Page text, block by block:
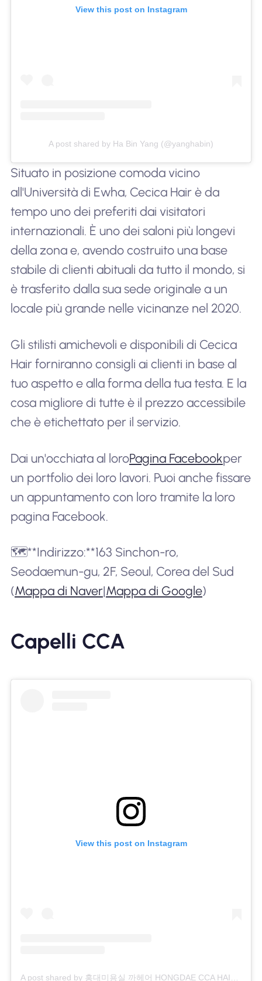
View this post on Instagram
A post shared by Ha Bin Yang (@yanghabin)
Situato in posizione comoda vicino
all'Università di Ewha, Cecica Hair è da
tempo uno dei preferiti dai visitatori
internazionali. È uno dei saloni più longevi
della zona e, avendo costruito una base
stabile di clienti abituali da tutto il mondo, si
è trasferito dalla sua sede originale a un
locale più grande nelle vicinanze nel 2020.
Gli stilisti amichevoli e disponibili di Cecica
Hair forniranno consigli ai clienti in base al
tuo aspetto e alla forma della tua testa. E la
cosa migliore di tutte è il prezzo accessibile
che è etichettato per il servizio.
Dai un'occhiata al loroPagina Facebookper
un portfolio dei loro lavori. Puoi anche fissare
un appuntamento con loro tramite la loro
pagina Facebook.
🗺️**Indirizzo:**163 Sinchon-ro,
Seodaemun-gu, 2F, Seoul, Corea del Sud
(Mappa di Naver|Mappa di Google)
Capelli CCA
View this post on Instagram